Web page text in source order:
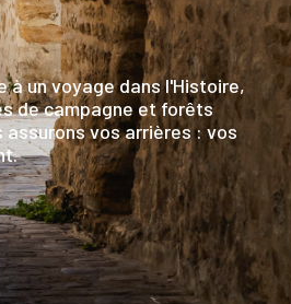
à un voyage dans l'Histoire,
de campagne et forêts
assurons vos arrières : vos